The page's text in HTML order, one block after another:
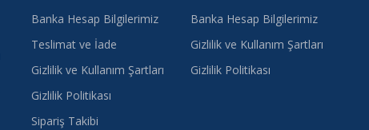
Banka Hesap Bilgilerimiz
Teslimat ve İade
Gizlilik ve Kullanım Şartları
Gizlilik Politikası
Sipariş Takibi
Banka Hesap Bilgilerimiz
Gizlilik ve Kullanım Şartları
Gizlilik Politikası